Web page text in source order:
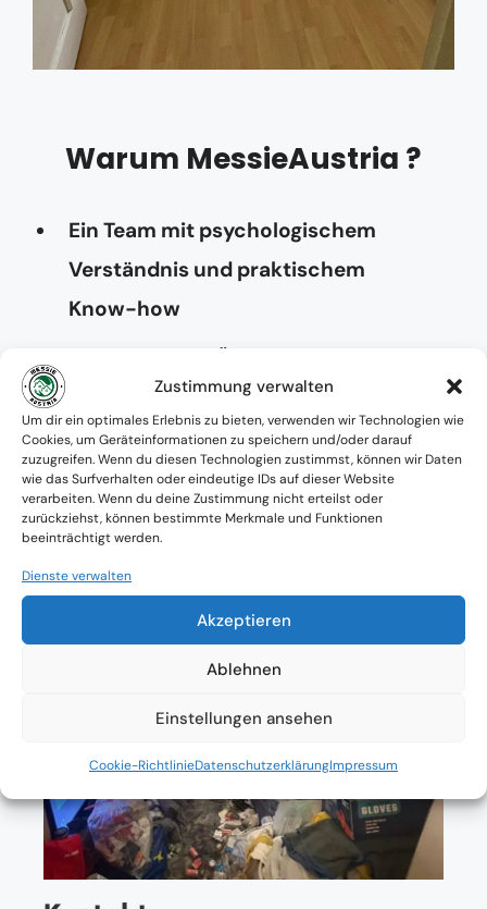
Zustimmung verwalten
Um dir ein optimales Erlebnis zu bieten, verwenden wir Technologien wie
Cookies, um Geräteinformationen zu speichern und/oder darauf
zuzugreifen. Wenn du diesen Technologien zustimmst, können wir Daten
wie das Surfverhalten oder eindeutige IDs auf dieser Website
verarbeiten. Wenn du deine Zustimmung nicht erteilst oder
zurückziehst, können bestimmte Merkmale und Funktionen
beeinträchtigt werden.
Dienste verwalten
Akzeptieren
Ablehnen
Einstellungen ansehen
Cookie-RichtlinieDatenschutzerklärungImpressum
Warum MessieAustria ?
Ein Team mit psychologischem
Verständnis und praktischem
Know-how
Absolute Diskretion & keine
Zusammenarbeit mit Ämtern ohne
Einverständnis